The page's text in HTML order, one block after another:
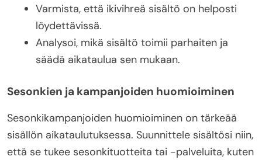
Varmista, että ikivihreä sisältö on helposti
löydettävissä.
Analysoi, mikä sisältö toimii parhaiten ja
säädä aikataulua sen mukaan.
Sesonkien ja kampanjoiden huomioiminen
Sesonkikampanjoiden huomioiminen on tärkeää
sisällön aikataulutuksessa. Suunnittele sisältösi niin,
että se tukee sesonkituotteita tai -palveluita, kuten